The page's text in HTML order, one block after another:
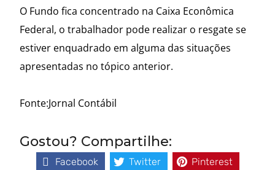
O Fundo fica concentrado na Caixa Econômica
Federal, o trabalhador pode realizar o resgate se
estiver enquadrado em alguma das situações
apresentadas no tópico anterior.
Fonte:Jornal Contábil
Gostou? Compartilhe:
Facebook Twitter
Pinterest